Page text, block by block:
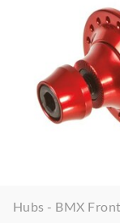
Hubs - BMX Front